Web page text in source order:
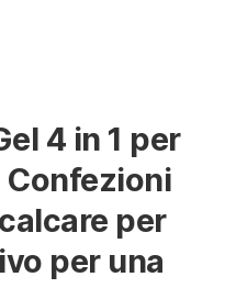
4 in 1 per
Confezioni
per
per una